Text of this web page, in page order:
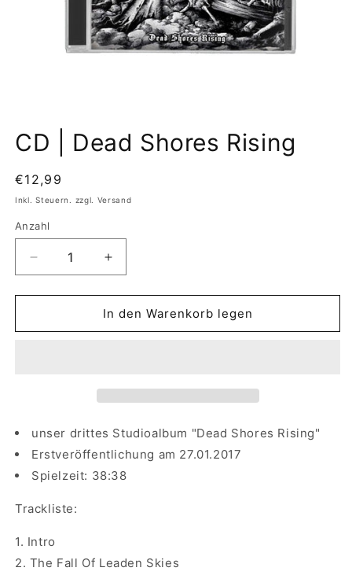
in
Modal
CD | Dead Shores Rising
Normaler
Preis
€12,99
Inkl. Steuern. zzgl. Versand
Anzahl
Verringere
die
Menge
CD
Erhöhe
die
Menge
für
CD
In den Warenkorb legen
unser drittes Studioalbum "Dead Shores Rising"
Erstveröffentlichung am 27.01.2017
Spielzeit: 38:38
Trackliste:
1. Intro
2. The Fall Of Leaden Skies